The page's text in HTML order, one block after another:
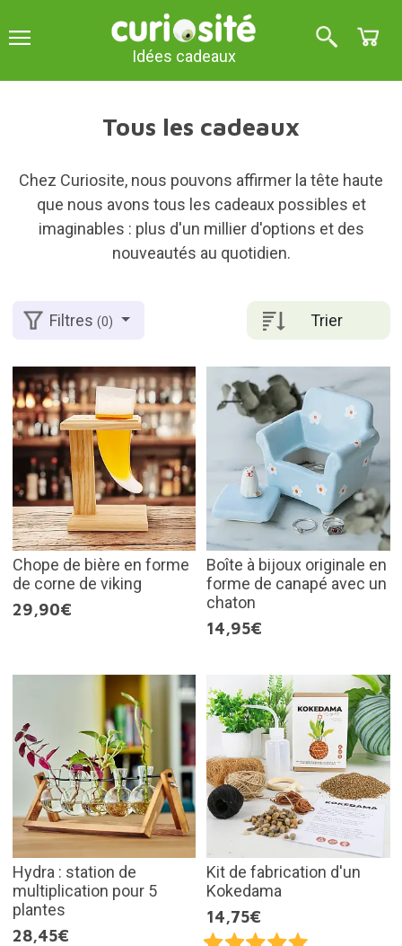
Idées cadeaux
Tous les cadeaux
Chez Curiosite, nous pouvons affirmer la tête haute
que nous avons tous les cadeaux possibles et
imaginables : plus d'un millier d'options et des
nouveautés au quotidien.
Trier
Filtres(0)
Chope de bière en forme
de corne de viking
29,90€
Boîte à bijoux originale en
forme de canapé avec un
chaton
14,95€
Hydra : station de
multiplication pour 5
plantes
28,45€
Kit de fabrication d'un
Kokedama
14,75€